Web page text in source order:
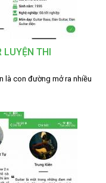
THI
là con đường mở ra nhiều